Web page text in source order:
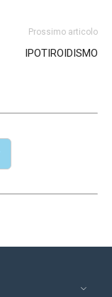
Prossimo articolo
IPOTIROIDISMO